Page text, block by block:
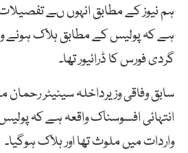
ہم نیوز کے مطابق انہوں ںے
ہے کہ پولیس کے مطابق ہلاک ہونے
گردی فورس کا ڈرائیور تھا۔
سابق وفاقی وزیرداخلہ سینیٹر
انتہائی افسوسناک واقعہ ہے کہ
واردات میں ملوث تھا اور ہلاک ہوگیا۔